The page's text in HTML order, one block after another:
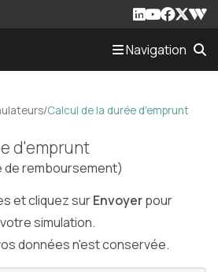
Navigation
éditoriaux
Business News
CGP
/Calcul de la durée d'emprunt
d'emprunt
de remboursement)
et cliquez surEnvoyerpour
simulation.
données n'est conservée.